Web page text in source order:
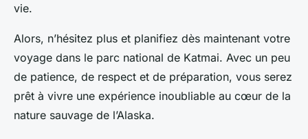
vie.
Alors, n’hésitez plus et planifiez dès maintenant votre
voyage dans le parc national de Katmai. Avec un peu
de patience, de respect et de préparation, vous serez
prêt à vivre une expérience inoubliable au cœur de la
nature sauvage de l’Alaska.